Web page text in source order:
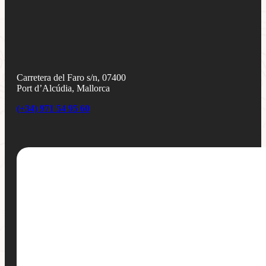
Carretera del Faro s/n, 07400
Port d’Alcúdia, Mallorca
(+34) 971 54 95 60